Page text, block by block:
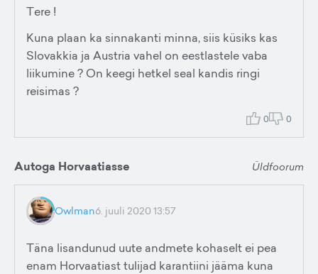
Tere !
Kuna plaan ka sinnakanti minna, siis küsiks kas
Slovakkia ja Austria vahel on eestlastele vaba
liikumine ? On keegi hetkel seal kandis ringi
reisimas ?
0 0
Autoga Horvaatiasse Üldfoorum
Owlman6. juuli 2020 13:57
Täna lisandunud uute andmete kohaselt ei pea
enam Horvaatiast tulijad karantiini jääma kuna